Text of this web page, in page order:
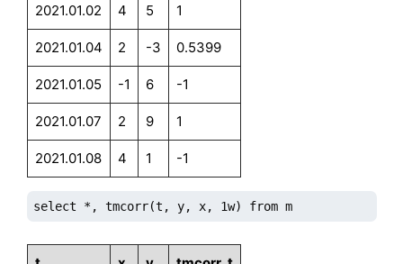
2021.01.02 4 5 1
2021.01.04 2 -3 0.5399
2021.01.05 -1 6 -1
2021.01.07 2 9 1
2021.01.08 4 1 -1
select *, tmcorr(t, y, x, 1w) from m